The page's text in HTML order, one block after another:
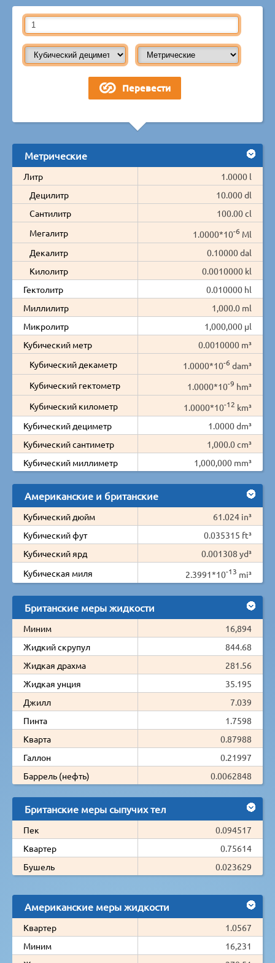
Метрические
Литр
1.0000 l
Децилитр
10.000 dl
Сантилитр
100.00 cl
Мегалитр
1.0000*10-6 Ml
Декалитр
0.10000 dal
Килолитр
0.0010000 kl
Гектолитр
0.010000 hl
Миллилитр
1,000.0 ml
Микролитр
1,000,000 µl
Кубический метр
0.0010000 m³
Кубический декаметр
1.0000*10-6 dam³
Кубический гектометр
1.0000*10-9 hm³
Кубический километр
1.0000*10-12 km³
Кубический дециметр
1.0000 dm³
Кубический сантиметр
1,000.0 cm³
Кубический миллиметр
1,000,000 mm³
Американские и британские
Кубический дюйм
61.024 in³
Кубический фут
0.035315 ft³
Кубический ярд
0.001308 yd³
Кубическая миля
2.3991*10-13 mi³
Британские меры жидкости
Миним
16,894
Жидкий скрупул
844.68
Жидкая драхма
281.56
Жидкая унция
35.195
Джилл
7.039
Пинта
1.7598
Кварта
0.87988
Галлон
0.21997
Баррель (нефть)
0.0062848
Британские меры сыпучих тел
Пек
0.094517
Квартер
0.75614
Бушель
0.023629
Американские меры жидкости
Квартер
1.0567
Миним
16,231